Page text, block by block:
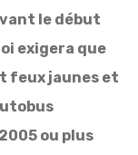
le début
exigera que
feux jaunes et
ou plus